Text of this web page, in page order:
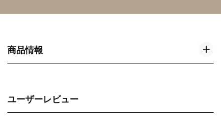
商品情報
ユーザーレビュー